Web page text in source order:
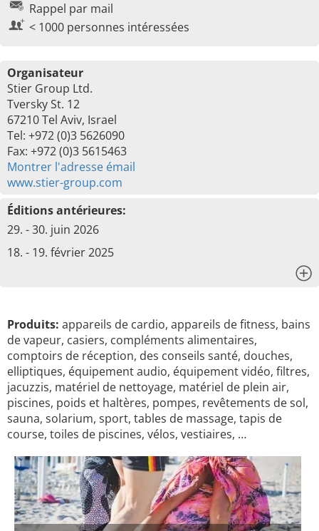
Rappel par mail
< 1000 personnes intéressées
Organisateur
Stier Group Ltd.
Tversky St. 12
67210 Tel Aviv, Israel
Tel: +972 (0)3 5626090
Fax: +972 (0)3 5615463
Montrer l'adresse émail
www.stier-group.com
Éditions antérieures:
29. - 30. juin 2026
18. - 19. février 2025
Produits: appareils de cardio, appareils de fitness, bains
de vapeur, casiers, compléments alimentaires,
comptoirs de réception, des conseils santé, douches,
elliptiques, équipement audio, équipement vidéo, filtres,
jacuzzis, matériel de nettoyage, matériel de plein air,
piscines, poids et haltères, pompes, revêtements de sol,
sauna, solarium, sport, tables de massage, tapis de
course, toiles de piscines, vélos, vestiaires, …